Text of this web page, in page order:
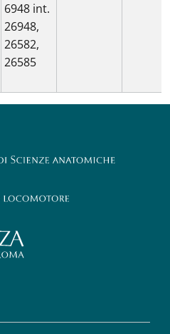
6948 int.
26948,
26582,
26585